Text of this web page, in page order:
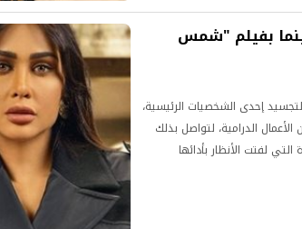
بفيلم "شمس
إحدى الشخصيات الرئيسية،
الدرامية، لتواصل بذلك
لفتت الأنظار بأدائها